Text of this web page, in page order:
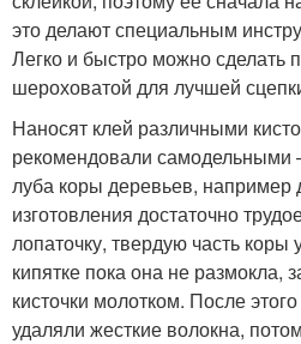
это делают специальным
Легко и быстро можно сделать
шероховатой для лучшей
Наносят клей различными
рекомендовали самодельными
луба коры деревьев,
изготовления достаточно
лопаточку, твердую часть
кипятке пока она не размокла,
кисточки молотком. После
удаляли жесткие волокна,